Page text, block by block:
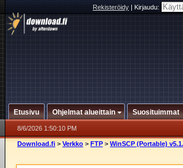
Rekisteröidy|Kirjaudu:
Etusivu Ohjelmat alueittain Suosituimmat
8/6/2026 1:50:10 PM
Download.fi > Verkko > FTP > WinSCP (Portable)